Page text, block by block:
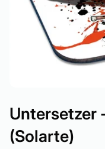
Untersetzer
(Solarte)